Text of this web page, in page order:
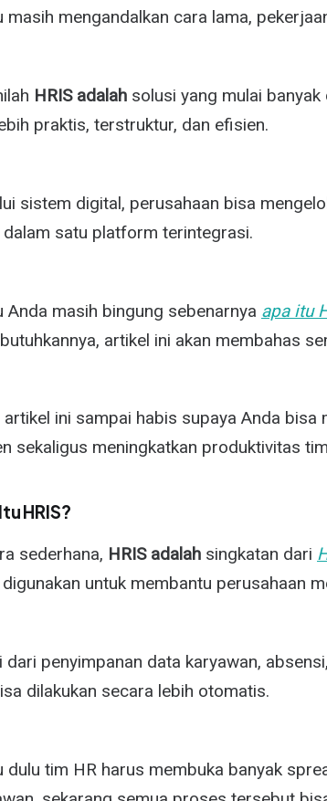
masih mengandalkan cara lama,
HRIS adalah solusi yang mulai
praktis, terstruktur, dan efisien.
sistem digital, perusahaan bisa
dalam satu platform terintegrasi.
Anda masih bingung sebenarnya apa itu
artikel ini akan membahas
artikel ini sampai habis supaya Anda
sekaligus meningkatkan produktivitas
HRIS?
sederhana, HRIS adalah singkatan dari
untuk membantu perusahaan
dari penyimpanan data karyawan,
dilakukan secara lebih otomatis.
dulu tim HR harus membuka banyak